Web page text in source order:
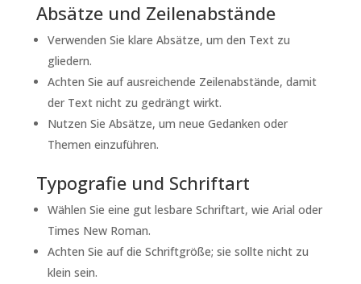
Absätze und Zeilenabstände
Verwenden Sie klare Absätze, um den Text zu
gliedern.
Achten Sie auf ausreichende Zeilenabstände, damit
der Text nicht zu gedrängt wirkt.
Nutzen Sie Absätze, um neue Gedanken oder
Themen einzuführen.
Typografie und Schriftart
Wählen Sie eine gut lesbare Schriftart, wie Arial oder
Times New Roman.
Achten Sie auf die Schriftgröße; sie sollte nicht zu
klein sein.